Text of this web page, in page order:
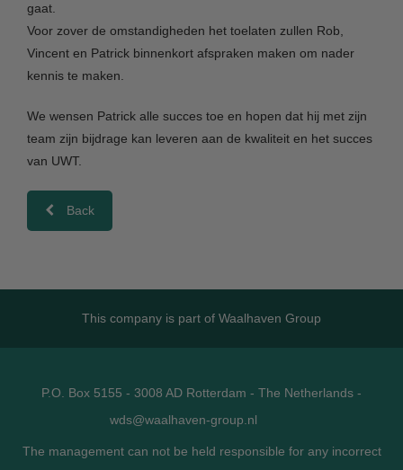
gaat.
Voor zover de omstandigheden het toelaten zullen Rob,
Vincent en Patrick binnenkort afspraken maken om nader
kennis te maken.
We wensen Patrick alle succes toe en hopen dat hij met zijn
team zijn bijdrage kan leveren aan de kwaliteit en het succes
van UWT.
Back
This company is part of Waalhaven Group
P.O. Box 5155 - 3008 AD Rotterdam - The Netherlands -
wds@waalhaven-group.nl
The management can not be held responsible for any incorrect